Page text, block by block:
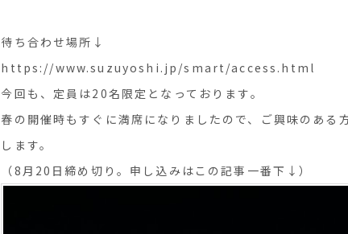
待ち合わせ場所↓
https://www.suzuyoshi.jp/smart/access.html
今回も、定員は20名限定となっております。
春の開催時もすぐに満席になりましたので、ご興味のある
します。
（8月20日締め切り。申し込みはこの記事一番下↓）